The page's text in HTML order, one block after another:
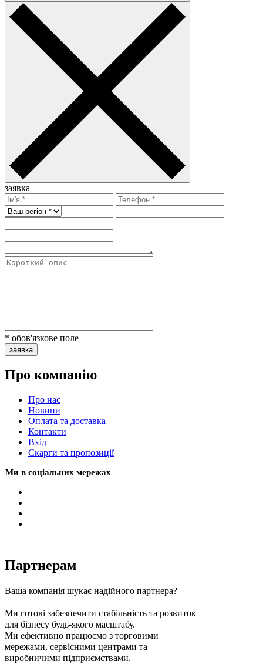
заявка
* обов'язкове поле
заявка
Про компанію
Про нас
Новини
Оплата та доставка
Контакти
Вхiд
Скарги та пропозиції
Ми в соціальних мережах
Партнерам
Ваша компанія шукає надійного партнера?
Ми готові забезпечити стабільність та розвиток
для бізнесу будь-якого масштабу.
Ми ефективно працюємо з торговими
мережами, сервісними центрами та
виробничими підприємствами.